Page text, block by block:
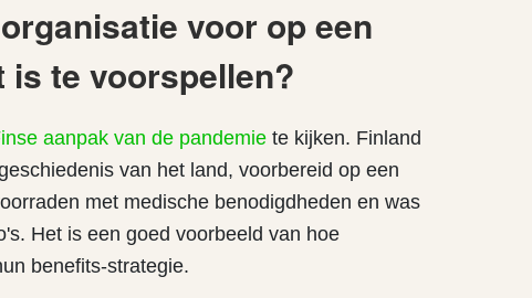
voor op een
te voorspellen?
aanpak van de pandemie te kijken. Finland
van het land, voorbereid op een
met medische benodigdheden en was
Het is een goed voorbeeld van hoe
benefits-strategie.